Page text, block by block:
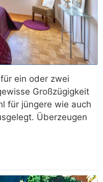
ein oder zwei
Großzügigkeit
für jüngere wie auch
Überzeugen